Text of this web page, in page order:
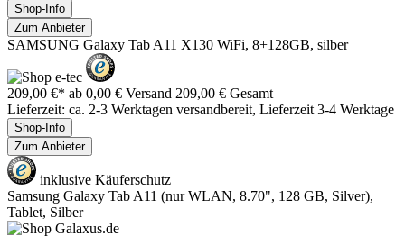
Shop-Info
Zum Anbieter
SAMSUNG Galaxy Tab A11 X130 WiFi, 8+128GB, silber
209,00 €* ab 0,00 € Versand 209,00 € Gesamt
Lieferzeit: ca. 2-3 Werktagen versandbereit, Lieferzeit 3-4 Werktage
Shop-Info
Zum Anbieter
inklusive Käuferschutz
Samsung Galaxy Tab A11 (nur WLAN, 8.70", 128 GB, Silver),
Tablet, Silber